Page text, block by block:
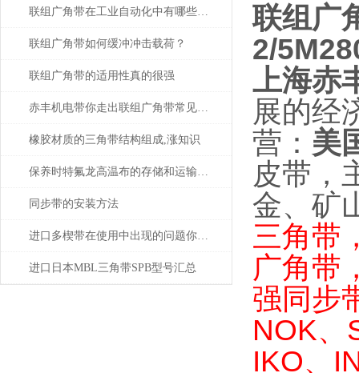
联组广角带在工业自动化中有哪些应用？
联组广角带如何缓冲冲击载荷？
联组广角带的适用性真的很强
赤丰机电带你走出联组广角带常见问题的困扰
橡胶材质的三角带结构组成,涨知识
保养时特氟龙高温布的存储和运输更要注意
同步带的安装方法
进口多楔带在使用中出现的问题你会解决几个？
进口日本MBL三角带SPB型号汇总
联组广
2/
上海赤
展的经
营 ： 美
皮带，
金、矿
三角带
广角带
强同步
NOK、
IKO、